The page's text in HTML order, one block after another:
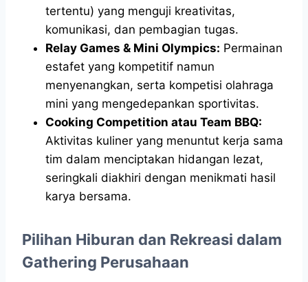
tertentu) yang menguji kreativitas,
komunikasi, dan pembagian tugas.
Relay Games & Mini Olympics: Permainan
estafet yang kompetitif namun
menyenangkan, serta kompetisi olahraga
mini yang mengedepankan sportivitas.
Cooking Competition atau Team BBQ:
Aktivitas kuliner yang menuntut kerja sama
tim dalam menciptakan hidangan lezat,
seringkali diakhiri dengan menikmati hasil
karya bersama.
Pilihan Hiburan dan Rekreasi dalam
Gathering Perusahaan